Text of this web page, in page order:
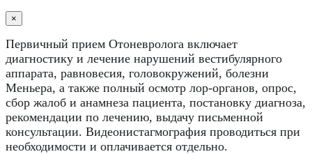
×
Первичный прием Отоневролога включает
диагностику и лечение нарушений вестибулярного
аппарата, равновесия, головокружений, болезни
Меньера, а также полный осмотр лор-органов, опрос,
сбор жалоб и анамнеза пациента, постановку диагноза,
рекомендации по лечению, выдачу письменной
консультации. Видеонистагмография проводиться при
необходимости и оплачивается отдельно.